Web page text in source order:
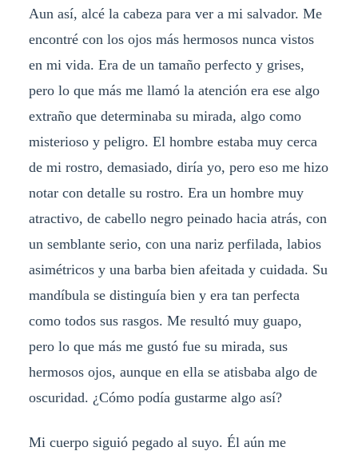
Aun así, alcé la cabeza para ver a mi salvador. Me
encontré con los ojos más hermosos nunca vistos
en mi vida. Era de un tamaño perfecto y grises,
pero lo que más me llamó la atención era ese algo
extraño que determinaba su mirada, algo como
misterioso y peligro. El hombre estaba muy cerca
de mi rostro, demasiado, diría yo, pero eso me hizo
notar con detalle su rostro. Era un hombre muy
atractivo, de cabello negro peinado hacia atrás, con
un semblante serio, con una nariz perfilada, labios
asimétricos y una barba bien afeitada y cuidada. Su
mandíbula se distinguía bien y era tan perfecta
como todos sus rasgos. Me resultó muy guapo,
pero lo que más me gustó fue su mirada, sus
hermosos ojos, aunque en ella se atisbaba algo de
oscuridad. ¿Cómo podía gustarme algo así?
Mi cuerpo siguió pegado al suyo. Él aún me